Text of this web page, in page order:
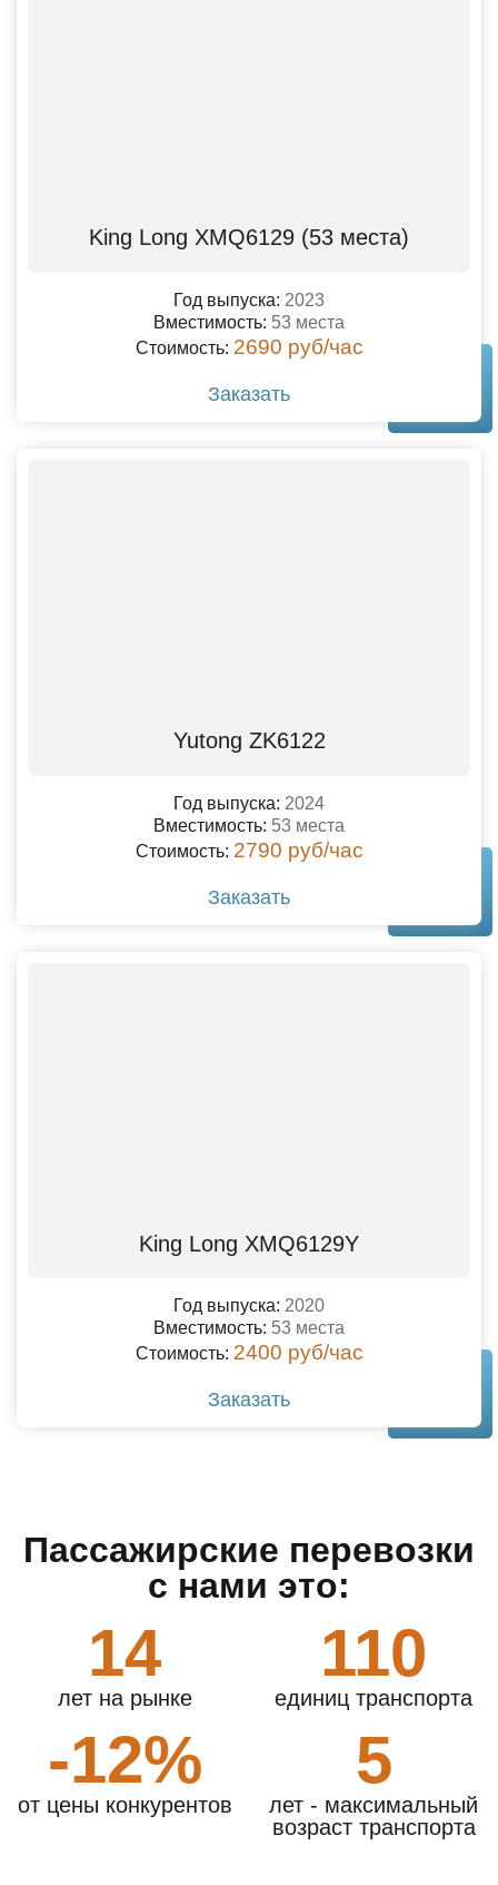
King Long XMQ6129 (53 места)
Год выпуска: 2023
Вместимость: 53 места
Стоимость: 2690 руб/час
Заказать
Yutong ZK6122
Год выпуска: 2024
Вместимость: 53 места
Стоимость: 2790 руб/час
Заказать
King Long XMQ6129Y
Год выпуска: 2020
Вместимость: 53 места
Стоимость: 2400 руб/час
Заказать
Пассажирские перевозки
с нами это:
14
лет на рынке
110
единиц транспорта
-12%
от цены конкурентов
5
лет - максимальный
возраст транспорта